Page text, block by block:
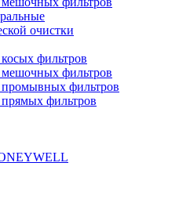
очистки
фильтров
фильтров
фильтров
фильтров